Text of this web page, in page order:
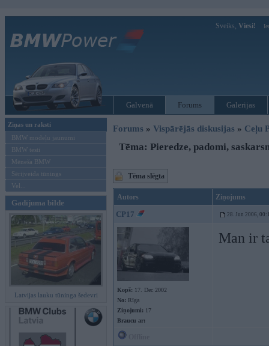
Sveiks, Viesi!
Galvenā Forums Galerijas
Ziņas un raksti
BMW modeļu jaunumi
BMW testi
Mēneša BMW
Sērijveida tūnings
Vel...
Gadījuma bilde
Latvijas lauku tūninga šedevri
Forums » Vispārējās diskusijas » Ceļu
Tēma: Pieredze, padomi,
Tēma slēgta
Autors Ziņojums
CP17 28. Jun 2006,
Kopš: 17. Dec 2002
No: Rīga
Ziņojumi: 17
Braucu ar:
Man ir